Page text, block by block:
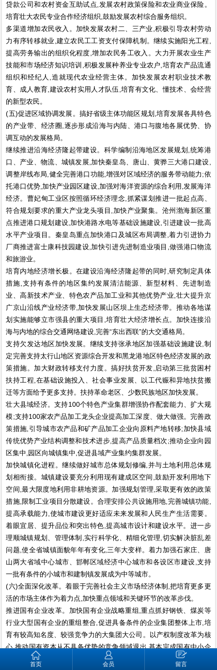
贷款公司和农村资金互助试点,发展农村政策保险和农业商业保险。
培育壮大农民专业合作经济组织,鼓励发展农村综合服务组织。
多渠道增加农民收入。加快发展农村二、三产业,积极引导农村劳动
力有序转移就业,建立农民工工资支付保障机制。继续实施阳光工程,
提高劳务输出的组织化程度,增加农民务工收入。大力开展农业生产
技能和市场经济知识培训,积极发展种养业专业农户,培育农产品流通
组织和经纪人,造就现代农业经营主体。加快发展农村职业技术教
育、成人教育,建设农村实用人才队伍,培育有文化、懂技术、会经营
的新型农民。
(五)促进区域协调发展。搞好省级主体功能区规划,培育发展各具特色
的产业带、经济圈,逐步形成沿海与内陆、港口与腹地各展优势、协
调互动的发展格局。
继续推进沿海经济隆起带建设。科学编制沿海地区发展规划,统筹港
口、产业、物流、城镇发展,加快秦皇岛、唐山、黄骅三大港口建设,
调整岸线布局,健全完善港口功能,增强对区域经济的服务带动能力;依
托港口优势,加快产业园区建设,加强对海洋资源的综合利用,发展海洋
经济。曹妃甸工业区按照循环经济理念,抓紧谋划推进一批起点高、
符合规划要求的重大产业龙头项目,加快产业聚集。沧州渤海新区重
点推进港口规划建设,加快港路水电等基础设施建设,引进建设一批高
水平产业项目。秦皇岛重点加快港口及城区布局调整,着力引进协力
厂商推进富士康科技园建设,加快引进先进制造业项目,做强港口物流
和旅游业。
培育内地经济增长极。在建设沿海经济隆起带的同时,研究制定具体
措施,支持有条件的地区集约发展清洁能源、新型材料、先进制造
业、高新技术产业、特色农产品加工业和其他优势产业,壮大提升京
广京山沿线产业经济带,加快发展山区坝上生态经济带。推动各地谋
划实施能够立市强县的重大项目,培育壮大经济增长点。加快连接沿
海与内地的综合交通网络建设,完善“东出西联”的大交通格局。
支持欠发达地区加快发展。继续支持张承地区加强基础设施建设,制
定完善支持太行山地区资源综合开发和黑龙港地区特色经济发展的政
策措施。加大财政转移支付力度。搞好扶贫开发,启动第三批贫困村
扶持工程,在基础设施投入、社会事业发展、以工代赈和异地扶贫搬
迁等方面给予更多支持。扶持革命老区、少数民族地区加快发展。
壮大县域经济。支持100个特色产业集群增强协作配套能力、扩大规
模;支持100家农产品加工龙头企业提高加工深度、做大做强。完善政
策措施,引导城市农产品和矿产品加工企业向原料产地转移;加快县域
传统优势产业结构调整和技术进步,提高产品质量档次;推动企业向园
区集中,园区向城镇集中,促进县域产业集约集群发展。
加快城镇化进程。继续做好城市总体规划修编,并与土地利用总体规
划相衔接。城镇建设要充分利用现有建成区空间,鼓励开发利用地下
空间,最大限度地利用非耕地资源。加强规划管理,采取更有效的政策
措施,限制工业项目分散建设。合理安排公共设施用地,完善城镇功能,
提高承载能力,使城市建设更好适应未来发展和人民生产生活需要。
着眼宜居、提升品位和突出特色,提高城市设计和建设水平。进一步
理顺城镇规划、管理体制,实行科学化、精细化管理,切实解决脏乱差
问题,使全省城镇面貌年年有变化,三年大变样。着力加强石家庄、唐
山两大省域中心城市、邯郸区域经济中心城市和各设区市建设,支持
一批有条件的小城市和建制镇发展成为中等城市。
(六)全面深化改革。着眼于完善社会主义市场经济体制,把培育更多更
活的市场主体作为着力点,加快重点领域和关键环节的改革步伐。
推进国有企业改革。加快国有企业战略重组,重点抓好钢铁、煤炭等
行业大型国有企业的重组整合,促进具备条件的企业集团整体上市,培
育有较高知名度、较强竞争力的大集团大公司。以产权制度改革为核
心,推动国有资本从不具备优势的竞争领域退出,基本完成国有中小企
业放开搞活和危困企业改革任务。深化国有企业公司制股份制改革,
首页 会员 留言